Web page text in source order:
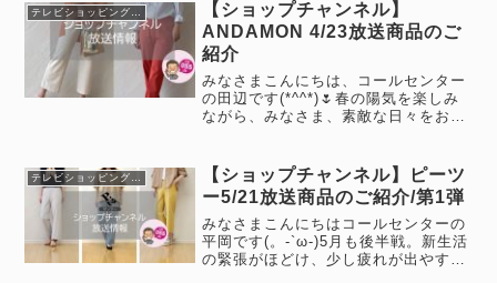
時・7時・10時・17時・22時に【ショ
ップチャンネル】で上...
【ショップチャンネル】
ANDAMON 4/23放送商品のご
紹介
みなさまこんにちは、コールセンター
の田辺です(*^^*)🌷春の陽気を楽しみ
ながら、みなさま、素敵な日々をお過
チャンネル】にて、ANDAMONで初め
てのGo G...
テレビショッピング情報
【ショップチャンネル】ピーツ
ー5/21放送商品のご紹介/第1弾
みなさまこんにちはコールセンターの
平岡です(。-`ω-)5月も後半戦。新生活
の緊張がほどけ、少し疲れが出やすい